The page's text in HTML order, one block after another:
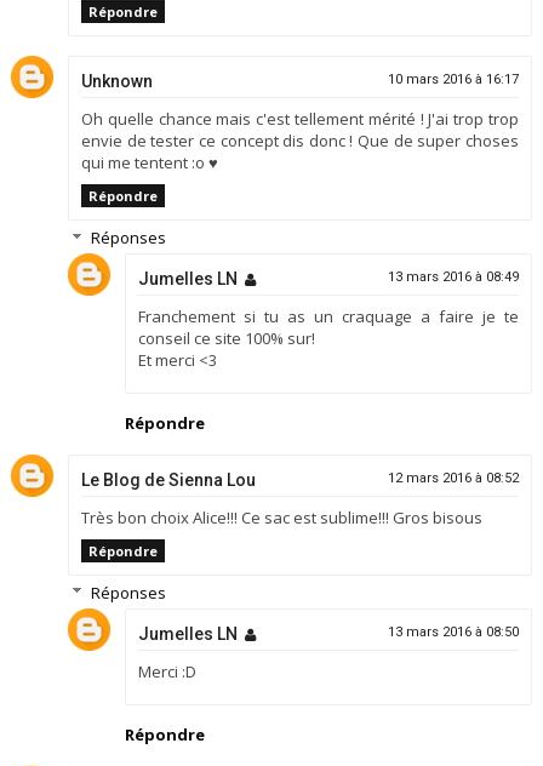
Répondre
Unknown 10 mars 2016 à 16:17
Oh quelle chance mais c'est tellement mérité ! J'ai trop trop
envie de tester ce concept dis donc ! Que de super choses
qui me tentent :o ♥
Répondre
Réponses
Jumelles LN 13 mars 2016 à 08:49
Franchement si tu as un craquage a faire je te
conseil ce site 100% sur!
Et merci <3
Répondre
Le Blog de Sienna Lou 12 mars 2016 à 08:52
Très bon choix Alice!!! Ce sac est sublime!!! Gros bisous
Répondre
Réponses
Jumelles LN 13 mars 2016 à 08:50
Merci :D
Répondre